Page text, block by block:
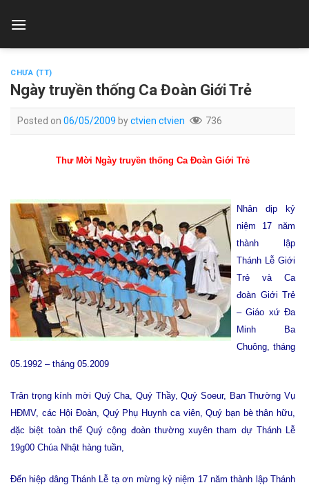
CHƯA (TT)
Ngày truyền thống Ca Đoàn Giới Trẻ
Posted on 06/05/2009 byctvien ctvien 736
Thư Mời Ngày truyền thống Ca Đoàn Giới Trẻ
Nhân dịp kỷ
niệm 17 năm
thành lập
Thánh Lễ Giới
Trẻ và Ca
đoàn Giới Trẻ
– Giáo xứ Đa
Minh Ba
Chuông, tháng
05.1992 – tháng 05.2009
Trân trọng kính mời Quý Cha, Quý Thầy, Quý Soeur, Ban Thường Vụ
HĐMV, các Hội Đoàn, Quý Phụ Huynh ca viên, Quý bạn bè thân hữu,
đặc biệt toàn thể Quý cộng đoàn thường xuyên tham dự Thánh Lễ
19g00 Chúa Nhật hàng tuần,
Đến hiệp dâng Thánh Lễ tạ ơn mừng kỷ niệm 17 năm thành lập Thánh